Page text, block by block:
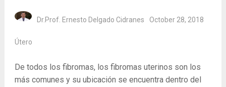
Dr.Prof. Ernesto Delgado Cidranes October 28, 2018
Útero
De todos los fibromas, los fibromas uterinos son los
más comunes y su ubicación se encuentra dentro del